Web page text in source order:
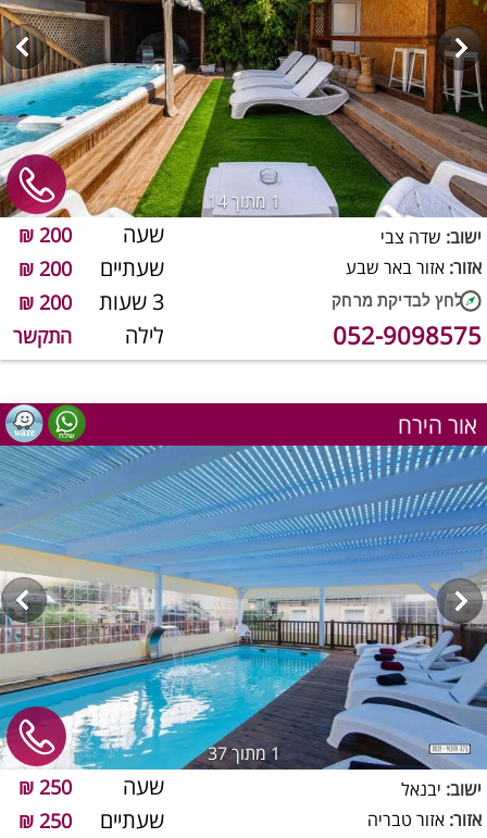
1 מתוך 14
שעה 200 ₪
שעתיים 200 ₪
3 שעות 200 ₪
לילה התקשר
ישוב: שדה צבי
אזור: אזור באר שבע
052-9098575
אור הירח
1מתוך 37
שעה 250 ₪
שעתיים 250 ₪
ישוב: יבנאל
אזור: אזור טבריה